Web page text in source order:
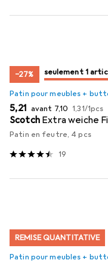
−27% juste 1 pièceen
seulement 1
Patin pour meubles +
EUR
5,21 avant EUR
7,10 EUR
1,31/1pcs
Scotch Extra weiche
Patin en feutre, 4 pcs
19
REMISE QUANTITATIVE
Patin pour meubles +